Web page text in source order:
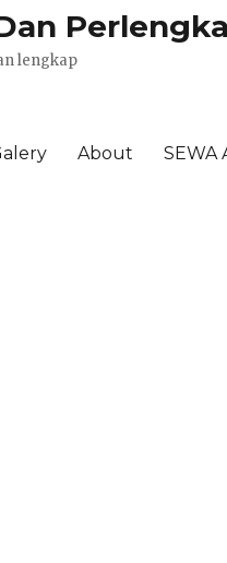
lengkap
About SEWA